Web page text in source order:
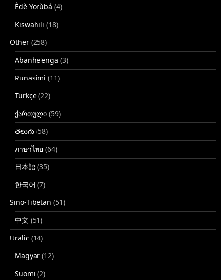
Èdè Yorùbá (4)
Kiswahili (18)
Other (258)
Abanhe'enga (3)
Runasimi (11)
Türkçe (22)
ქართული (59)
తెలుగు (58)
ภาษาไทย (64)
日本語 (35)
한국어 (7)
Sino-Tibetan (51)
中文 (51)
Uralic (14)
Magyar (12)
Suomi (2)